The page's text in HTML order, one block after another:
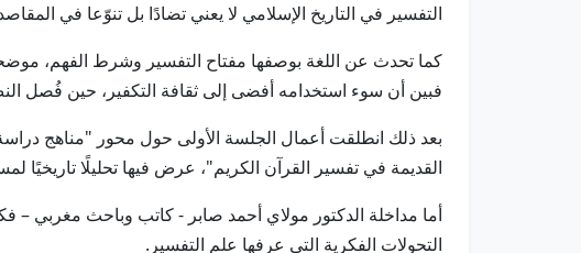
التفسير في التاريخ الإسلامي لا يعني تضادًا بل تنوّعا في
كما تحدث عن اللغة بوصفها مفتاح التفسير وشرط الفهم، موضحا
فبين أن سوء استخدامه أفضى إلى ثقافة التكفير، حين فُصل
بعد ذلك انطلقت أعمال الجلسة الأولى حول محور "مناهج دراسة
القديمة في تفسير القرآن الكريم"، عرض فيها تحليلًا تاريخيًا
أما مداخلة الدكتور مولاي أحمد صابر - كاتب وباحث مغربي –
التحولات الفكرية التي عرفها علم التفسير.